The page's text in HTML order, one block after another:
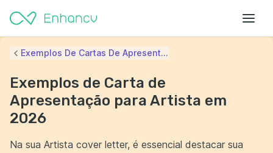
Exemplos De Cartas De Apresent...
Exemplos de Carta de
Apresentação para Artista em
2026
Na sua Artista cover letter, é essencial destacar sua